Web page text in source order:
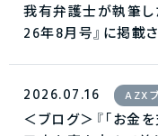
我有弁護士が執筆
26年8月号』に掲載
2026.07.16 AZX
＜ブログ＞『「お金